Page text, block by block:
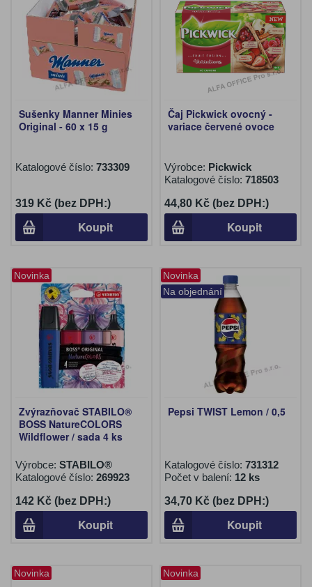
Sušenky Manner Minies
Original - 60 x 15 g
Katalogové číslo: 733309
319 Kč (bez DPH:)
Koupit
Čaj Pickwick ovocný -
variace červené ovoce
Výrobce: Pickwick
Katalogové číslo: 718503
44,80 Kč (bez DPH:)
Koupit
Novinka
Zvýrazňovač STABILO®
BOSS NatureCOLORS
Wildflower / sada 4 ks
Výrobce: STABILO®
Katalogové číslo: 269923
142 Kč (bez DPH:)
Koupit
Novinka
Na objednání
Pepsi TWIST Lemon / 0,5
Katalogové číslo: 731312
Počet v balení: 12 ks
34,70 Kč (bez DPH:)
Koupit
Novinka Novinka